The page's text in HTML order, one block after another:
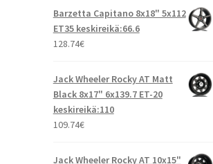
Barzetta Capitano 8x18" 5x112
ET35 keskireikä:66.6
128.74€
Jack Wheeler Rocky AT Matt
Black 8x17" 6x139.7 ET-20
keskireikä:110
109.74€
Jack Wheeler Rocky AT 10x15"